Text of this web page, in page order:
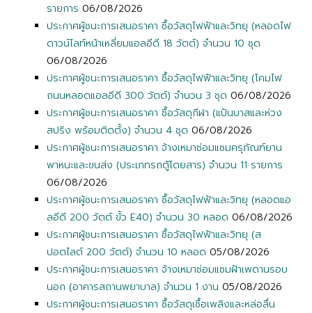
รายการ 06/08/2026
ประกาศผู้ชนะการเสนอราคา ซื้อวัสดุไฟฟ้าและวิทยุ (หลอดไฟ
ดาวน์ไลท์หน้าเหลี่ยมแอลอีดี 18 วัตต์) จำนวน 10 ชุด
06/08/2026
ประกาศผู้ชนะการเสนอราคา ซื้อวัสดุไฟฟ้าและวิทยุ (โคมไฟ
ถนนหลอดแอลอีดี 300 วัตต์) จำนวน 3 ชุด 06/08/2026
ประกาศผู้ชนะการเสนอราคา ซื้อวัสดุกีฬา (แป้นบาสและห่วง
สปริง พร้อมติดตั้ง) จำนวน 4 ชุด 06/08/2026
ประกาศผู้ชนะการเสนอราคา จ้างเหมาซ่อมแซมครุภัณฑ์ยาน
พาหนะและขนส่ง (ประเภทรถตู้โดยสาร) จำนวน 11 รายการ
06/08/2026
ประกาศผู้ชนะการเสนอราคา ซื้อวัสดุไฟฟ้าและวิทยุ (หลอดแอ
ลอีดี 200 วัตต์ ขั้ว E40) จำนวน 30 หลอด 06/08/2026
ประกาศผู้ชนะการเสนอราคา ซื้อวัสดุไฟฟ้าและวิทยุ (ส
ปอตไลต์ 200 วัตต์) จำนวน 10 หลอด 05/08/2026
ประกาศผู้ชนะการเสนอราคา จ้างเหมาซ่อมแซมฝ้าเพดานรอบ
นอก (อาคารสถานพยาบาล) จำนวน 1 งาน 05/08/2026
ประกาศผู้ชนะการเสนอราคา ซื้อวัสดุเชื้อเพลิงและหล่อลื่น